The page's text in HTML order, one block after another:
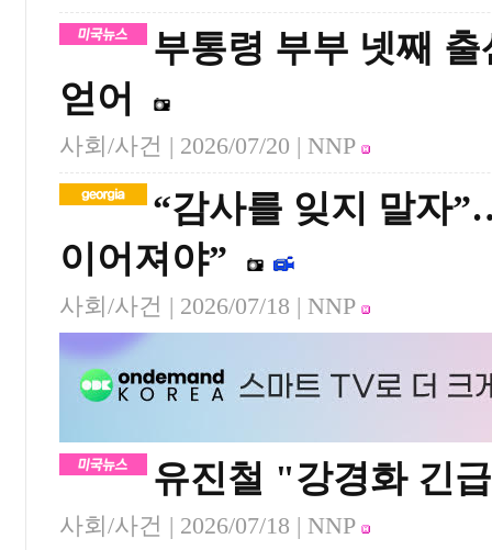
부통령 부부 넷째
얻어
사회/사건 | 2026/07/20 | NNP
“감사를 잊지 말자
이어져야”
사회/사건 | 2026/07/18 | NNP
유진철 "강경화 긴
사회/사건 | 2026/07/18 | NNP